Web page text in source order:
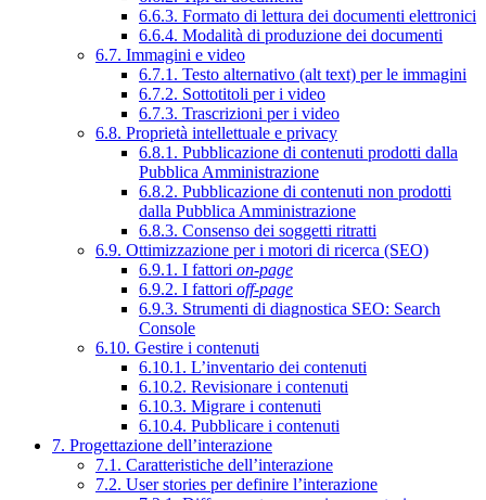
6.6.3. Formato di lettura dei documenti elettronici
6.6.4. Modalità di produzione dei documenti
6.7. Immagini e video
6.7.1. Testo alternativo (alt text) per le immagini
6.7.2. Sottotitoli per i video
6.7.3. Trascrizioni per i video
6.8. Proprietà intellettuale e privacy
6.8.1. Pubblicazione di contenuti prodotti dalla
Pubblica Amministrazione
6.8.2. Pubblicazione di contenuti non prodotti
dalla Pubblica Amministrazione
6.8.3. Consenso dei soggetti ritratti
6.9. Ottimizzazione per i motori di ricerca (SEO)
6.9.1. I fattori on-page
6.9.2. I fattori off-page
6.9.3. Strumenti di diagnostica SEO: Search
Console
6.10. Gestire i contenuti
6.10.1. L’inventario dei contenuti
6.10.2. Revisionare i contenuti
6.10.3. Migrare i contenuti
6.10.4. Pubblicare i contenuti
7. Progettazione dell’interazione
7.1. Caratteristiche dell’interazione
7.2. User stories per definire l’interazione